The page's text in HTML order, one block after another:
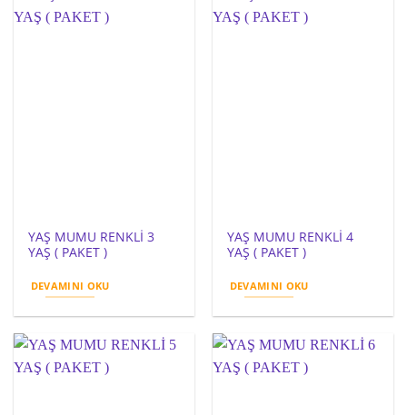
YAŞ MUMU RENKLİ 3
YAŞ ( PAKET )
DEVAMINI OKU
YAŞ MUMU RENKLİ 4
YAŞ ( PAKET )
DEVAMINI OKU